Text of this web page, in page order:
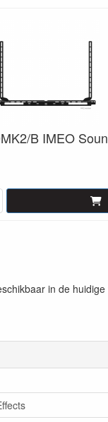
B IMEO
in de huidige